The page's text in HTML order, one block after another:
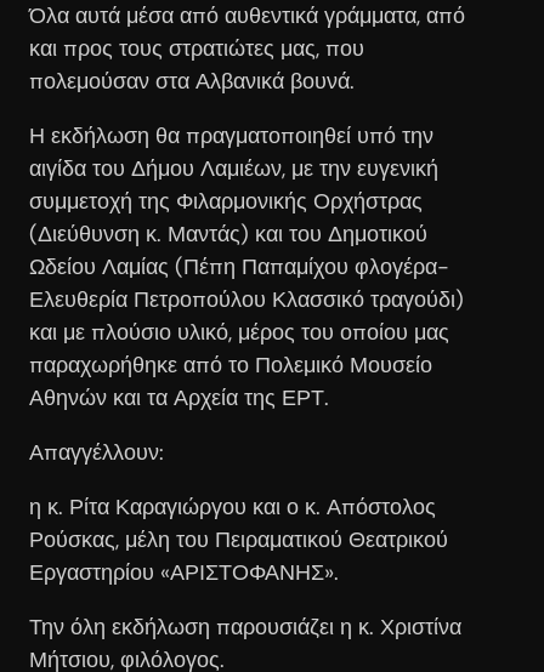
Όλα αυτά μέσα από αυθεντικά γράμματα, από
και προς τους στρατιώτες μας, που
πολεμούσαν στα Αλβανικά βουνά.
Η εκδήλωση θα πραγματοποιηθεί υπό την
αιγίδα του Δήμου Λαμιέων, με την ευγενική
συμμετοχή της Φιλαρμονικής Ορχήστρας
(Διεύθυνση κ. Μαντάς) και του Δημοτικού
Ωδείου Λαμίας (Πέπη Παπαμίχου φλογέρα-
Ελευθερία Πετροπούλου Κλασσικό τραγούδι)
και με πλούσιο υλικό, μέρος του οποίου μας
παραχωρήθηκε από το Πολεμικό Μουσείο
Αθηνών και τα Αρχεία της ΕΡΤ.
Απαγγέλλουν:
η κ. Ρίτα Καραγιώργου και ο κ. Απόστολος
Ρούσκας, μέλη του Πειραματικού Θεατρικού
Εργαστηρίου «ΑΡΙΣΤΟΦΑΝΗΣ».
Την όλη εκδήλωση παρουσιάζει η κ. Χριστίνα
Μήτσιου, φιλόλογος.